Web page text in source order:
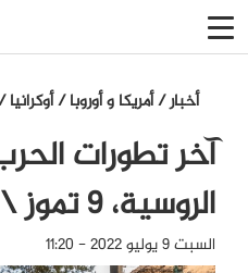
أخبار/أمريكا و أوروبا/أوكرانيا
آخر تطورات
الروسية، 9 تموز \ يوليو 2022
السبت 9 يوليو 2022 - 11:20